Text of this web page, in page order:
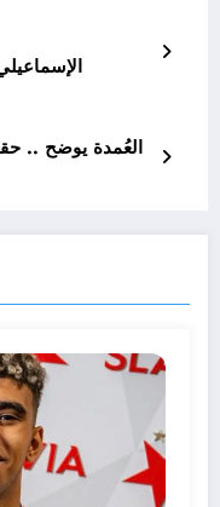
العُمدة يوضح ..